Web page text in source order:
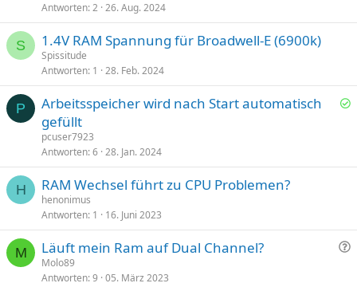
Antworten 2 26. Aug. 2024
S 1.4V RAM Spannung für Broadwell-E (6900k)
Spissitude
Antworten 1 28. Feb. 2024
P
s
Arbeitsspeicher wird nach Start automatisch
gefüllt
pcuser7923
Antworten 6 28. Jan. 2024
H RAM Wechsel führt zu CPU Problemen?
henonimus
Antworten 1 16. Juni 2023
M
F
Läuft mein Ram auf Dual Channel?
Molo89
Antworten 9 05. März 2023